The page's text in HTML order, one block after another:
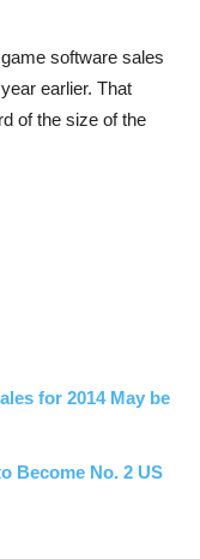
software sales
earlier. That
of the size of the
for 2014 May be
Become No. 2 US